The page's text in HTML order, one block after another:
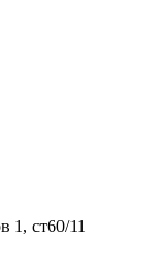
1, ст60/11